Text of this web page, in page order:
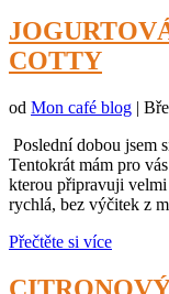
COTTY
od Mon café blog |
Poslední dobou jsem
Tentokrát mám pro
kterou připravuji velmi
rychlá, bez výčitek z
Přečtěte si více